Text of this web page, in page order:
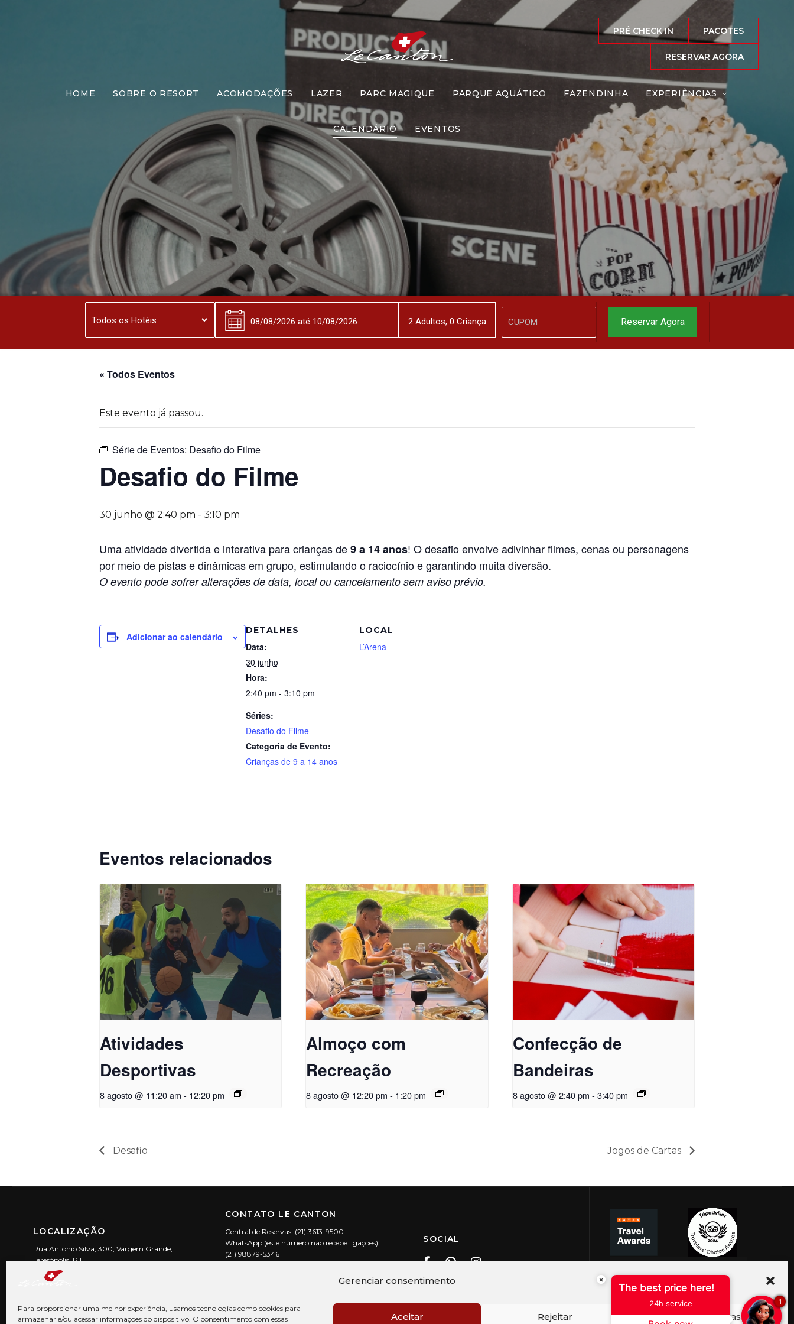
Gerenciar consentimento
Para proporcionar uma melhor experiência, usamos tecnologias como cookies para
armazenar e/ou acessar informações do dispositivo. O consentimento com essas
Aceitar Rejeitar Ver preferências
PRÉ CHECK IN PACOTES
RESERVAR AGORA
HOME SOBRE O RESORT ACOMODAÇÕES LAZER PARC MAGIQUE PARQUE AQUÁTICO FAZENDINHA EXPERIÊNCIAS
CALENDÁRIO EVENTOS
Desafio do Filme
« Todos Eventos
Este evento já passou.
Série de Eventos: Desafio do Filme
Desafio do Filme
30 junho @ 2:40 pm - 3:10 pm
Uma atividade divertida e interativa para crianças de9 a 14 anos! O desafio envolve adivinhar filmes, cenas ou personagens
por meio de pistas e dinâmicas em grupo, estimulando o raciocínio e garantindo muita diversão.
O evento pode sofrer alterações de data, local ou cancelamento sem aviso prévio.
Adicionar ao calendário
DETALHES
Data:
30 junho
Hora:
2:40 pm - 3:10 pm
Séries:
Desafio do Filme
Categoria de Evento:
Crianças de 9 a 14 anos
LOCAL
L’Arena
Eventos relacionados
Atividades
Desportivas
8 agosto @ 11:20 am - 12:20 pm
Almoço com
Recreação
8 agosto @ 12:20 pm - 1:20 pm
Confecção de
Bandeiras
8 agosto @ 2:40 pm - 3:40 pm
Desafio Jogos de Cartas
LOCALIZAÇÃO
Rua Antonio Silva, 300, Vargem Grande,
Teresópolis, RJ
CEP: 25990-150
CONTATO LE CANTON
Central de Reservas: (21) 3613-9500
WhatsApp (este número não recebe ligações):
(21) 98879-5346
SOCIAL
2Adultos, 0 Criança Reservar Agora
×
The best price here!
24h service 1